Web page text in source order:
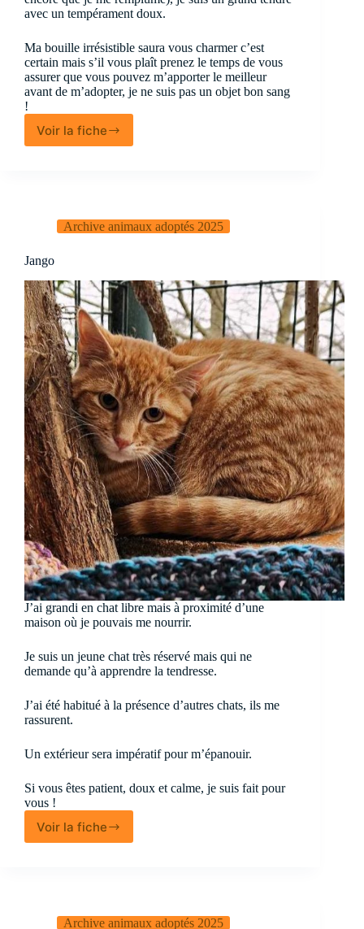
avec un tempérament doux.
Ma bouille irrésistible saura vous charmer c’est
certain mais s’il vous plaît prenez le temps de vous
assurer que vous pouvez m’apporter le meilleur
avant de m’adopter, je ne suis pas un objet bon sang
!
Voir la fiche
Apache
Archive animaux adoptés 2025
Jango
J’ai grandi en chat libre mais à proximité d’une
maison où je pouvais me nourrir.
Je suis un jeune chat très réservé mais qui ne
demande qu’à apprendre la tendresse.
J’ai été habitué à la présence d’autres chats, ils me
rassurent.
Un extérieur sera impératif pour m’épanouir.
Si vous êtes patient, doux et calme, je suis fait pour
vous !
Voir la fiche
Jango
Archive animaux adoptés 2025